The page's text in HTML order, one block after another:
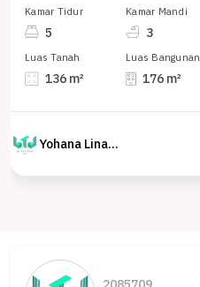
Kamar Tidur
5
Kamar Mandi
3
Luas Tanah
136 m²
Luas Bangunan
176 m²
Yohana Linawati Sutanto